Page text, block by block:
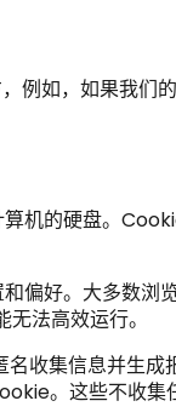
例如，如果我
机的硬盘。
偏好。大多数
法高效运行。
集信息并生成
。这些不收